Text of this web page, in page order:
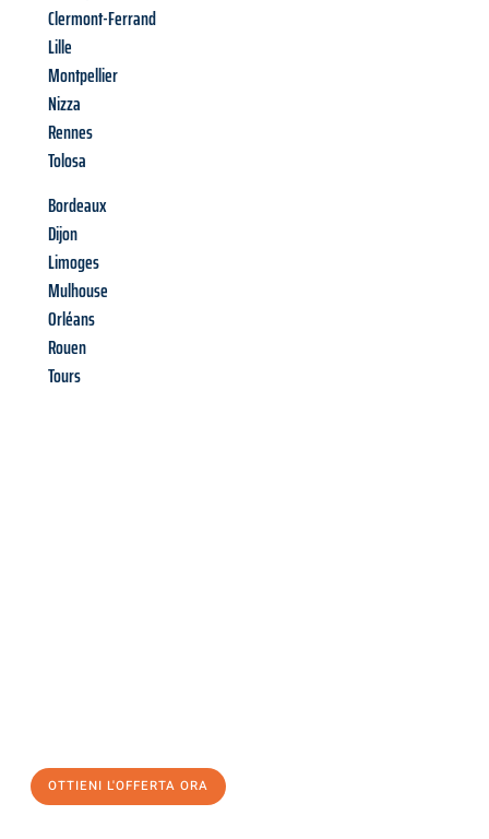
Clermont-Ferrand
Lille
Montpellier
Nizza
Rennes
Tolosa
Bordeaux
Dijon
Limoges
Mulhouse
Orléans
Rouen
Tours
OTTIENI L'OFFERTA ORA